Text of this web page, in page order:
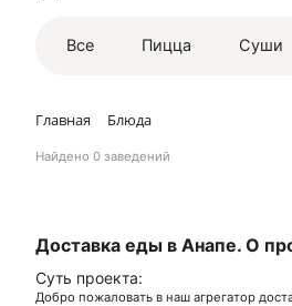
Все Пицца Суши
Главная Блюда
Найдено 0 заведений
Доставка еды в Анапе. О
Суть проекта:
Добро пожаловать в наш агрегатор